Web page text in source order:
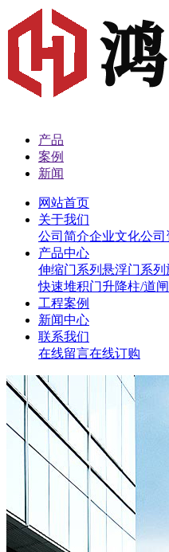
产品
案例
新闻
网站首页
关于我们
公司简介企业文化公司
产品中心
伸缩门系列 悬浮门系列
快速堆积门升降柱/道闸
工程案例
新闻中心
联系我们
在线留言在线订购